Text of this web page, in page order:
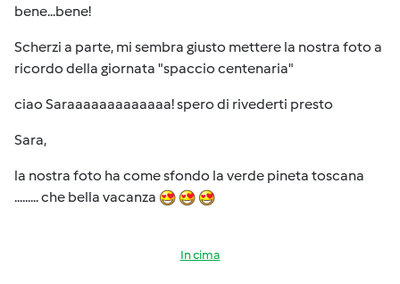
bene...bene!
Scherzi a parte, mi sembra giusto mettere la nostra foto a
ricordo della giornata "spaccio centenaria"
ciao Saraaaaaaaaaaaaa! spero di rivederti presto
Sara,
la nostra foto ha come sfondo la verde pineta toscana
......... che bella vacanza
In cima